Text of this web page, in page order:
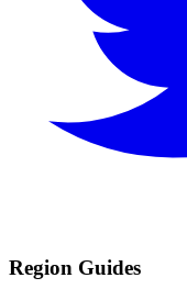
Region Guides